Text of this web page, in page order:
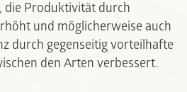
die Produktivität durch
und möglicherweise auch
durch gegenseitig vorteilhafte
den Arten verbessert.